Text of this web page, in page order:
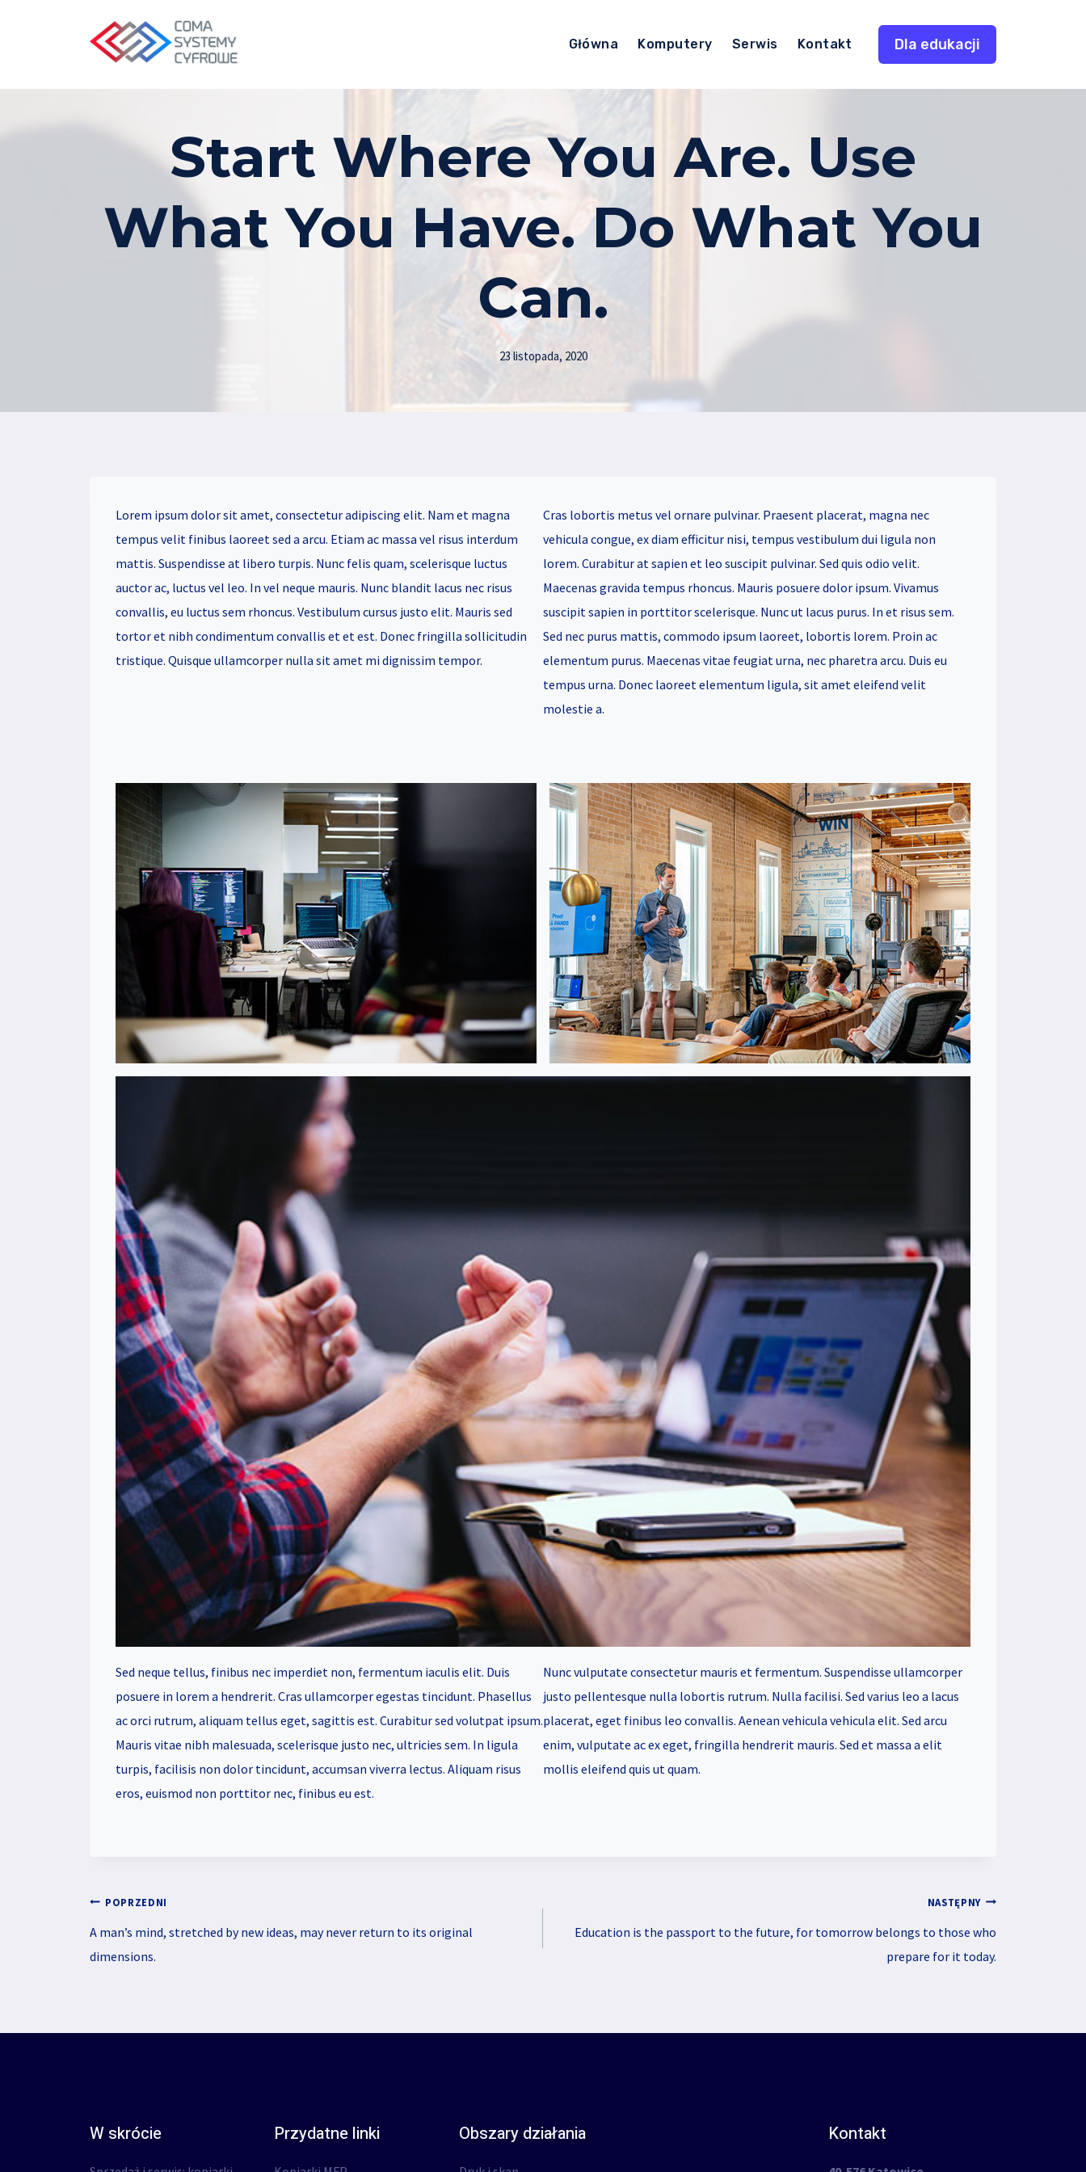
Główna Komputery Serwis Kontakt Dla edukacji
Start Where You Are. Use
What You Have. Do What You
Can.
23 listopada, 2020
Lorem ipsum dolor sit amet, consectetur adipiscing elit. Nam et magna
tempus velit finibus laoreet sed a arcu. Etiam ac massa vel risus interdum
mattis. Suspendisse at libero turpis. Nunc felis quam, scelerisque luctus
auctor ac, luctus vel leo. In vel neque mauris. Nunc blandit lacus nec risus
convallis, eu luctus sem rhoncus. Vestibulum cursus justo elit. Mauris sed
tortor et nibh condimentum convallis et et est. Donec fringilla sollicitudin
tristique. Quisque ullamcorper nulla sit amet mi dignissim tempor.
Cras lobortis metus vel ornare pulvinar. Praesent placerat, magna nec
vehicula congue, ex diam efficitur nisi, tempus vestibulum dui ligula non
lorem. Curabitur at sapien et leo suscipit pulvinar. Sed quis odio velit.
Maecenas gravida tempus rhoncus. Mauris posuere dolor ipsum. Vivamus
suscipit sapien in porttitor scelerisque. Nunc ut lacus purus. In et risus sem.
Sed nec purus mattis, commodo ipsum laoreet, lobortis lorem. Proin ac
elementum purus. Maecenas vitae feugiat urna, nec pharetra arcu. Duis eu
tempus urna. Donec laoreet elementum ligula, sit amet eleifend velit
molestie a.
Sed neque tellus, finibus nec imperdiet non, fermentum iaculis elit. Duis
posuere in lorem a hendrerit. Cras ullamcorper egestas tincidunt. Phasellus
ac orci rutrum, aliquam tellus eget, sagittis est. Curabitur sed volutpat ipsum.
Mauris vitae nibh malesuada, scelerisque justo nec, ultricies sem. In ligula
turpis, facilisis non dolor tincidunt, accumsan viverra lectus. Aliquam risus
eros, euismod non porttitor nec, finibus eu est.
Nunc vulputate consectetur mauris et fermentum. Suspendisse ullamcorper
justo pellentesque nulla lobortis rutrum. Nulla facilisi. Sed varius leo a lacus
placerat, eget finibus leo convallis. Aenean vehicula vehicula elit. Sed arcu
enim, vulputate ac ex eget, fringilla hendrerit mauris. Sed et massa a elit
mollis eleifend quis ut quam.
POPRZEDNI
A man’s mind, stretched by new ideas, may never return to its original
dimensions.
NASTĘPNY
Education is the passport to the future, for tomorrow belongs to those who
prepare for it today.
W skrócie Przydatne linki Obszary działania Kontakt